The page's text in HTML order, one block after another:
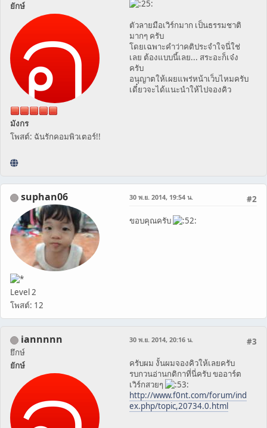
ยักษ์
มังกร
โพสต์: ฉันรักคอมพิวเตอร์!!
ตัวลายมือเวิร์กมาก เป็นธรรมชาติ
มากๆ ครับ
โดยเฉพาะคำว่าคติประจำใจนี่ใช่
เลย ต้องแบบนี้เลย... สระอะก็เจ๋ง
ครับ
อนุญาตให้เผยแพร่หน้าเว็บไหมครับ
เดี๋ยวจะได้แนะนำให้ไปจองคิว
suphan06
Level 2
โพสต์: 12
#2
30 พ.ย. 2014, 19:54 น.
ขอบคุณครับ
iannnnn
ยึกษ์
ยักษ์
#3
30 พ.ย. 2014, 20:16 น.
ครับผม งั้นผมจองคิวให้เลยครับ
รบกวนอ่านกติกาที่นี่ครับ ขออาร์ต
เวิร์กสวยๆ
http://www.f0nt.com/forum/ind
ex.php/topic,20734.0.html